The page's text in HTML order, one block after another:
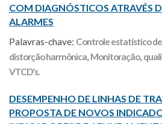
COM DIAGNÓSTICOS ATRAVÉS
ALARMES
Palavras-chave: Controle estatístico
distorção harmônica, Monitoração,
VTCD's.
DESEMPENHO DE LINHAS DE
PROPOSTA DE NOVOS